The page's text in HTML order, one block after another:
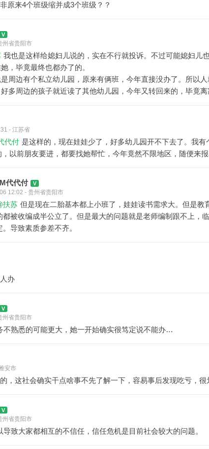
原来4个班级缩并成3个班级？？
州省贵阳市
我也是这样给媳妇儿说的，实在不行就投诉。不过可能媳妇儿
，毕竟最终也都办了的。
周边有个私立幼儿园，原来有俩班，今年直接没办了。所以
多周边的孩子就近读了其他幼儿园，今年又转回来的，毕竟离
- 江苏省
代付 是这样的，现在娃娃少了，好多幼儿园开不下去了。我
以前朋友要进，都要找她帮忙，今年竟然不限地区，随便来报
代代付
12:02 - 贵州省贵阳市
扶苏 但是现在二胎基本都上小班了，娃娃读书需求大。但是教
都被收编成半公立了。但是最大的问题就是老师编制跟不上，
。导致素质参差不齐。
办
州省贵阳市
不熟悉的可能更大，她一开始确实很笃定说不能办…
安市
，这社会确实干点啥事不先了解一下，容易事后发现吃亏，很
州省贵阳市
导致大家都相互的不信任，信任危机是目前社会较大的问题。